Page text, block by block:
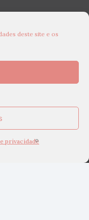
deste site e os
privacidade